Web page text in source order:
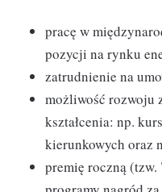
pracę w
pozycji na rynku
zatrudnienie na
możliwość rozwoju
kształcenia: np.
kierunkowych oraz
premię roczną